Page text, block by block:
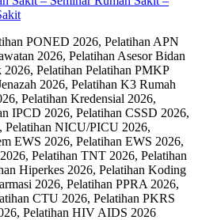
PONED 2026, Pelatihan APN
2026, Pelatihan Asesor Bidan
Pelatihan Pelatihan PMKP
2026, Pelatihan K3 Rumah
Pelatihan Kredensial 2026,
IPCD 2026, Pelatihan CSSD 2026,
Pelatihan NICU/PICU 2026,
EWS 2026, Pelatihan EWS 2026,
Pelatihan TNT 2026, Pelatihan
Hiperkes 2026, Pelatihan Koding
2026, Pelatihan PPRA 2026,
CTU 2026, Pelatihan PKRS
Pelatihan HIV AIDS 2026